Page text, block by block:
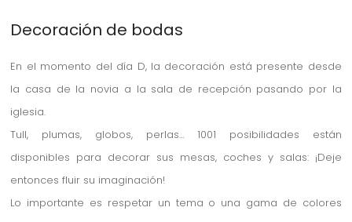
Decoración de bodas
En el momento del día D, la decoración está presente desde
la casa de la novia a la sala de recepción pasando por la
iglesia.
Tull, plumas, globos, perlas… 1001 posibilidades están
disponibles para decorar sus mesas, coches y salas: ¡Deje
entonces fluir su imaginación!
Lo importante es respetar un tema o una gama de colores